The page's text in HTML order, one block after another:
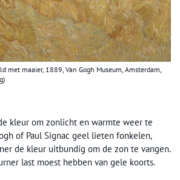
met maaier, 1889, Van Gogh Museum, Amsterdam,
kleur om zonlicht en warmte weer te
of Paul Signac geel lieten fonkelen,
de kleur uitbundig om de zon te vangen.
last moest hebben van gele koorts.